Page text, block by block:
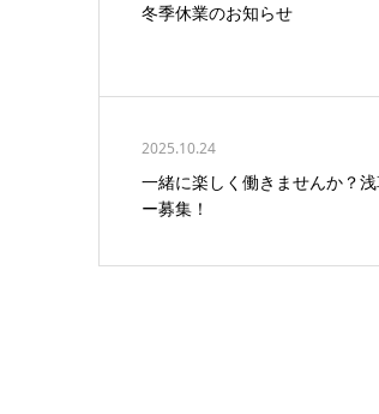
冬季休業のお知らせ
2025.10.24
一緒に楽しく働きませんか？
ー募集！